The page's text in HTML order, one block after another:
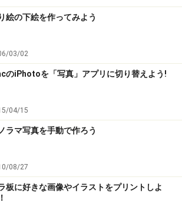
絵の下絵を作ってみよう
03/02
のiPhotoを「写真」アプリに切り替えよう!
04/15
ラマ写真を手動で作ろう
08/27
板に好きな画像やイラストをプリントしよ